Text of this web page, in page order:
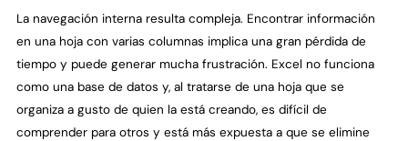
La navegación interna resulta compleja. Encontrar información
en una hoja con varias columnas implica una gran pérdida de
tiempo y puede generar mucha frustración. Excel no funciona
como una base de datos y, al tratarse de una hoja que se
organiza a gusto de quien la está creando, es difícil de
comprender para otros y está más expuesta a que se elimine